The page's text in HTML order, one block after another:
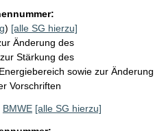
) [alle SG hierzu]
Änderung des
Stärkung des
sowie zur Änderung
Vorschriften
BMWE [alle SG hierzu]